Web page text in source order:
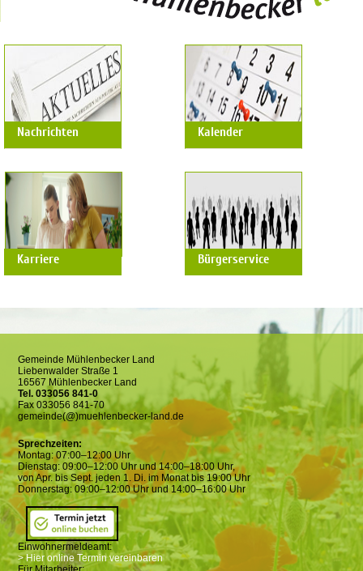
PrevNext
Nachrichten
Nachrichten
Gemeinde und
Rathaus
Karriere im Rathaus
Die Verwaltung schafft
Klarheit:...
Streetart trifft Bewegung:
Den...
Vernissage in der
Mühlengalerie
Alle Artikel lesen
Kalender
Kalender
auf einen Blick
09.08.2026
Sommer Sportkurs:
Sonntagscafé in der Mühle
10.08.2026
Volkssolidarität: Gymnastik
10.08.2026
Kurs: TaiChi
11.08.2026
Volkssolidarität: Gymnastik
für...
11.08.2026
Kurs: Nordic Walking
Alle Termine anzeigen
Karriere Bürgerservice
Gemeinde Mühlenbecker Land
Liebenwalder Straße 1
16567 Mühlenbecker Land
Tel. 033056 841-0
Fax 033056 841-70
gemeinde(@)muehlenbecker-land.de
Sprechzeiten:
Montag: 07:00–12:00 Uhr
Dienstag: 09:00–12:00 Uhr und 14:00–18:00 Uhr,
von Apr. bis Sept. jeden 1. Di. im Monat bis 19:00 Uhr
Donnerstag: 09:00–12:00 Uhr und 14:00–16:00 Uhr
Einwohnermeldeamt:
> Hier online Termin vereinbaren